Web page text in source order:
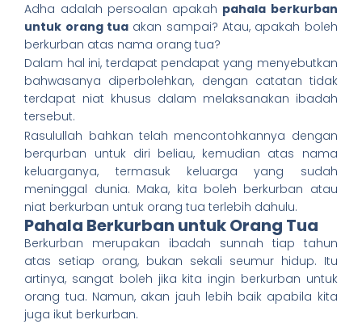
Adha adalah persoalan apakah pahala berkurban
untuk orang tua akan sampai? Atau, apakah boleh
berkurban atas nama orang tua?
Dalam hal ini, terdapat pendapat yang menyebutkan
bahwasanya diperbolehkan, dengan catatan tidak
terdapat niat khusus dalam melaksanakan ibadah
tersebut.
Rasulullah bahkan telah mencontohkannya dengan
berqurban untuk diri beliau, kemudian atas nama
keluarganya, termasuk keluarga yang sudah
meninggal dunia. Maka, kita boleh berkurban atau
niat berkurban untuk orang tua terlebih dahulu.
Pahala Berkurban untuk Orang Tua
Berkurban merupakan ibadah sunnah tiap tahun
atas setiap orang, bukan sekali seumur hidup. Itu
artinya, sangat boleh jika kita ingin berkurban untuk
orang tua. Namun, akan jauh lebih baik apabila kita
juga ikut berkurban.